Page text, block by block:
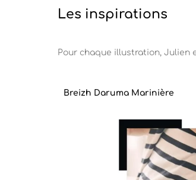
Les inspirations
Pour chaque illustration, Julien
Breizh Daruma Marinière